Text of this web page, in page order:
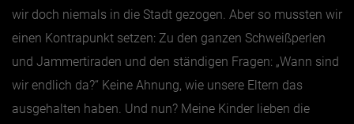
wir doch niemals in die Stadt gezogen. Aber so mussten wir
einen Kontrapunkt setzen: Zu den ganzen Schweißperlen
und Jammertiraden und den ständigen Fragen: „Wann sind
wir endlich da?“ Keine Ahnung, wie unsere Eltern das
ausgehalten haben. Und nun? Meine Kinder lieben die